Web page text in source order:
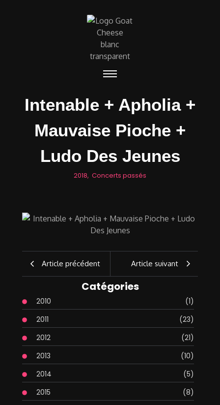
Intenable + Apholia +
Mauvaise Pioche +
Ludo Des Jeunes
2018, Concerts passés
Article précédent Article suivant
Catégories
2010
(1)
2011
(23)
2012
(21)
2013
(10)
2014
(5)
2015
(8)